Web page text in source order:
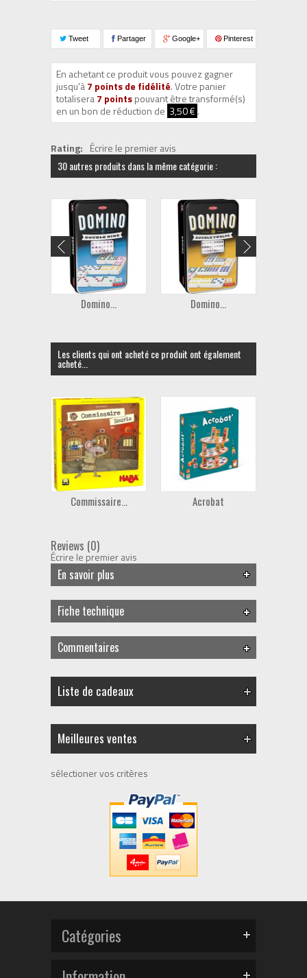
Tweet Partager Google+ Pinterest
En achetant ce produit vous pouvez gagner
jusqu'à7 points de fidélité. Votre panier
totalisera7 pointspouvant être transformé(s)
en un bon de réduction de 3,50 € .
Rating: Écrire le premier avis
30 autres produits dans la même catégorie :
Domino... Domino...
Les clients qui ont acheté ce produit ont également
acheté...
Commissaire... Acrobat
Reviews (0)
Écrire le premier avis
En savoir plus
Fiche technique
Commentaires
Liste de cadeaux
Meilleures ventes
sélectioner vos critères
Catégories